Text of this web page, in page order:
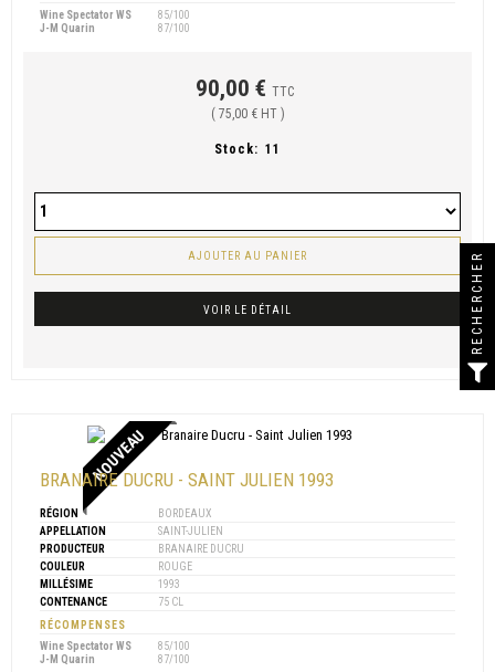
Wine Spectator WS
85/100
J-M Quarin
87/100
90,00 € TTC
( 75,00 € HT )
Stock: 11
AJOUTER AU PANIER
VOIR LE DÉTAIL
NOUVEAU
BRANAIRE DUCRU - SAINT JULIEN 1993
RÉGION
BORDEAUX
APPELLATION
SAINT-JULIEN
PRODUCTEUR
BRANAIRE DUCRU
COULEUR
ROUGE
MILLÉSIME
1993
CONTENANCE
75 CL
RÉCOMPENSES
Wine Spectator WS
85/100
J-M Quarin
87/100
RECHERCHER